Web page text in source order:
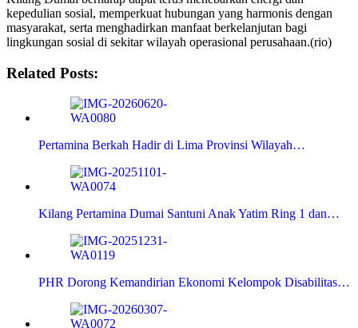
kepedulian sosial, memperkuat hubungan yang harmonis dengan
masyarakat, serta menghadirkan manfaat berkelanjutan bagi
lingkungan sosial di sekitar wilayah operasional perusahaan.(rio)
Related Posts:
Pertamina Berkah Hadir di Lima Provinsi Wilayah…
Kilang Pertamina Dumai Santuni Anak Yatim Ring 1 dan…
PHR Dorong Kemandirian Ekonomi Kelompok Disabilitas…